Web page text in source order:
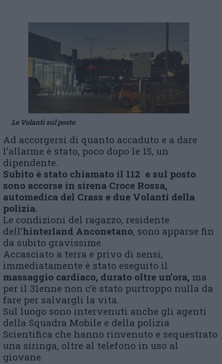
Le Volanti sul posto
Ad accorgersi di quanto accaduto e a dare
l’allarme è stato, poco dopo le 15, un
dipendente.
Subito è stato chiamato il 112 e sul posto
sono accorse in sirena Croce Rossa,
automedica del Crass e due Volanti della
polizia.
Le condizioni del ragazzo, residente
dell’hinterland Anconetano, sono apparse fin
da subito gravissime.
Accasciato a terra e privo di sensi,
immediatamente è stato eseguito il
massaggio cardiaco, durato oltre un’ora, ma
per il 31enne non c’è stato purtroppo nulla da
fare per salvargli la vita.
Sul luogo sono intervenuti anche gli agenti
della Squadra Mobile e della polizia
Scientifica che hanno rinvenuto e sequestrato
una siringa, oltre al telefono in uso al
giovane.